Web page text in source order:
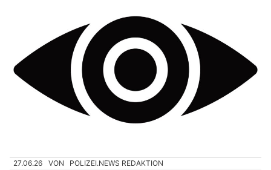
27.06.26 VON POLIZEI.NEWS REDAKTION